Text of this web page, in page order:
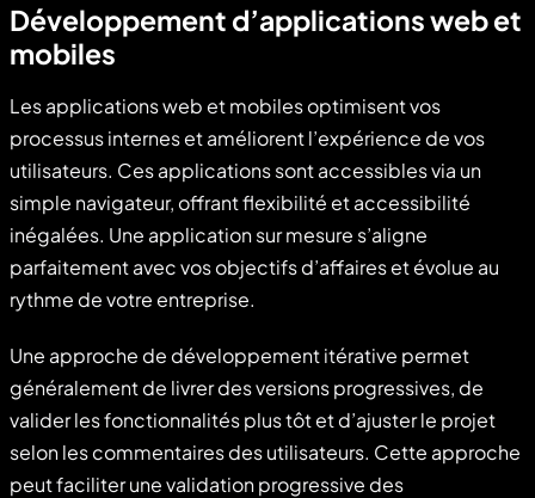
Développement d’applications web et
mobiles
Les applications web et mobiles optimisent vos
processus internes et améliorent l’expérience de vos
utilisateurs. Ces applications sont accessibles via un
simple navigateur, offrant flexibilité et accessibilité
inégalées. Une application sur mesure s’aligne
parfaitement avec vos objectifs d’affaires et évolue au
rythme de votre entreprise.
Une approche de développement itérative permet
généralement de livrer des versions progressives, de
valider les fonctionnalités plus tôt et d’ajuster le projet
selon les commentaires des utilisateurs. Cette approche
peut faciliter une validation progressive des